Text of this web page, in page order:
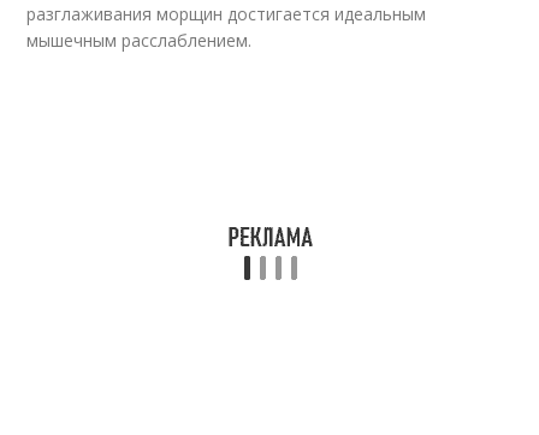
разглаживания морщин достигается идеальным
мышечным расслаблением.